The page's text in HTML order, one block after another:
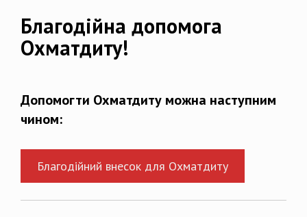
Благодійна допомога
Охматдиту!
Допомогти Охматдиту можна наступним
чином:
Благодійний внесок для Охматдиту